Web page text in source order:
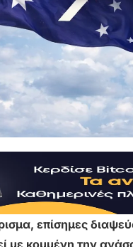
επίσημες